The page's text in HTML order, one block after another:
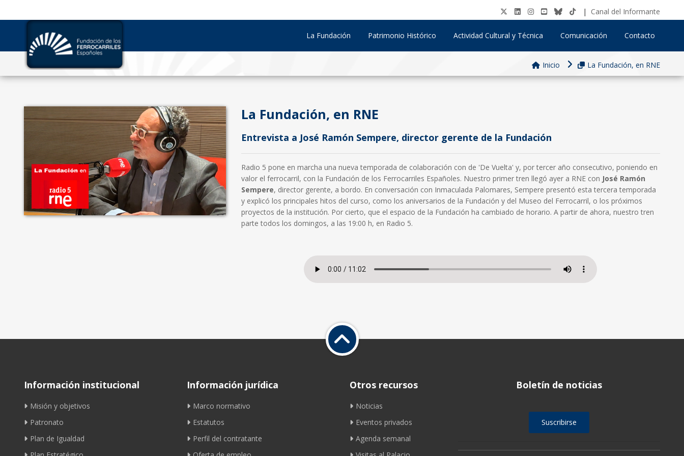
| Canal del Informante
La Fundación Patrimonio Histórico Actividad Cultural y Técnica Comunicación Contacto
Inicio La Fundación, en RNE
La Fundación, en RNE
Entrevista a José Ramón Sempere, director gerente de la Fundación
Radio 5 pone en marcha una nueva temporada de colaboración con de 'De Vuelta' y, por tercer año consecutivo, poniendo en
valor el ferrocarril, con la Fundación de los Ferrocarriles Españoles. Nuestro primer tren llegó ayer a RNE con José Ramón
Sempere, director gerente, a bordo. En conversación con Inmaculada Palomares, Sempere presentó esta tercera temporada
y explicó los principales hitos del curso, como los aniversarios de la Fundación y del Museo del Ferrocarril, o los próximos
proyectos de la institución. Por cierto, que el espacio de la Fundación ha cambiado de horario. A partir de ahora, nuestro tren
parte todos los domingos, a las 19:00 h, en Radio 5.
Información institucional
Misión y objetivos
Patronato
Plan de Igualdad
Información jurídica
Marco normativo
Estatutos
Perfil del contratante
Otros recursos
Noticias
Eventos privados
Agenda semanal
Boletín de noticias
Suscribirse